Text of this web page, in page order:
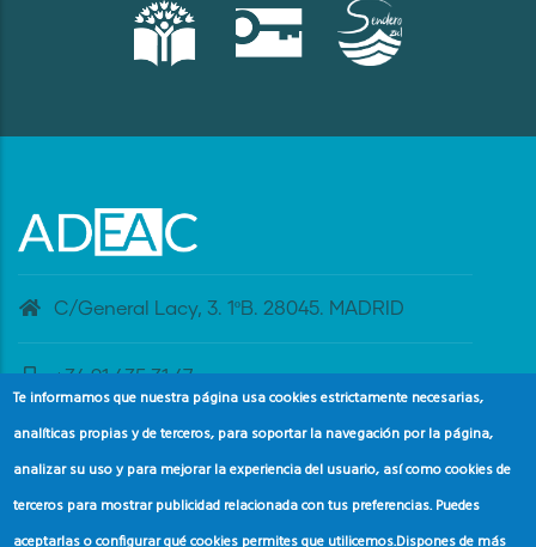
C/General Lacy, 3. 1ºB. 28045. MADRID
+34 91 435 31 47
banderaazul@adeac.es
Te informamos que nuestra página usa cookies estrictamente necesarias,
analíticas propias y de terceros, para soportar la navegación por la página,
analizar su uso y para mejorar la experiencia del usuario, así como cookies de
terceros para mostrar publicidad relacionada con tus preferencias. Puedes
aceptarlas o configurar qué cookies permites que utilicemos.Dispones de más